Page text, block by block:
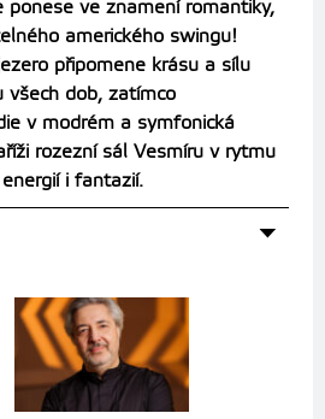
ponese ve znamení romantiky,
amerického swingu!
připomene krásu a sílu
všech dob, zatímco
v modrém a symfonická
rozezní sál Vesmíru v rytmu
i fantazií.